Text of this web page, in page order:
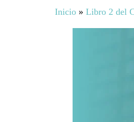
Inicio » Libro 2 del